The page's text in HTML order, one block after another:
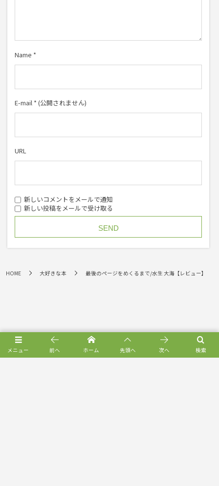
Name *
E-mail * (公開されません)
URL
新しいコメントをメールで通知
新しい投稿をメールで受け取る
HOME 大好きな本 最後のページをめくるまで/水生 大海【レビュー】
メニュー 検索
前へ ホーム 先頭へ 次へ